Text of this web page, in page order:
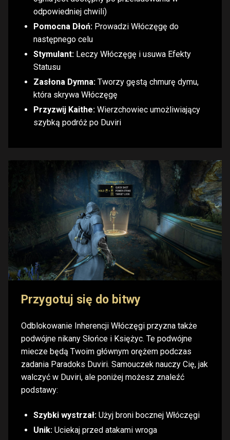
odpowiedniej chwili)
Pomocna Dłoń: Prowadzi Włóczęgę do
następnego celu
Stymulant: Leczy Włóczęgę i usuwa Efekty
Statusu
Zasłona Dymna:Tworzy gęstą chmurę dymu,
która skrywa Włóczęgę
Przyzwij Kaithe:Wierzchowiec umożliwiający
szybką podróż po Duviri
Przygotuj się do bitwy
Odblokowanie Inherencji Włóczęgi przyzna także
podwójne nikany Słońce i Księżyc. Te podwójne
miecze będą Twoim głównym orężem podczas
zadania Paradoks Duviri. Samouczek nauczy Cię, jak
walczyć w Duviri, ale poniżej możesz znaleźć
podstawy:
Szybki wystrzał:Użyj broni bocznej Włóczęgi
Unik:Uciekaj przed atakami wroga